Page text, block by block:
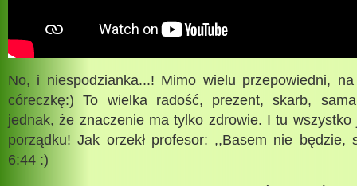
No, i niespodzianka...! Mimo wielu przepowiedni,
córeczkę:) To wielka radość, prezent, skarb,
jednak, że znaczenie ma tylko zdrowie. I tu
porządku! Jak orzekł profesor: ,,Basem nie będzie,
6:44 :)